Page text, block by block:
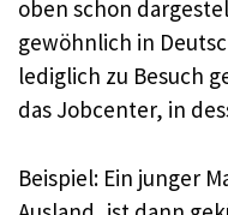
oben schon
gewöhnlich in
lediglich zu Besuch
das Jobcenter, in
Beispiel: Ein junger